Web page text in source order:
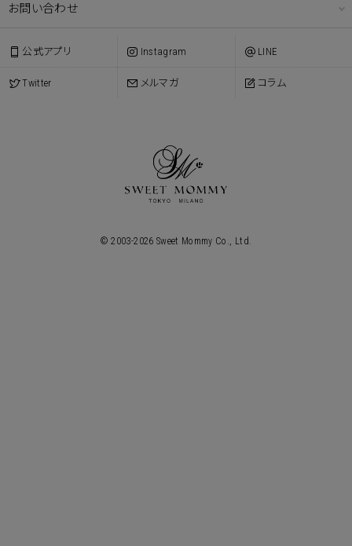
お問い合わせ
公式アプリ Instagram LINE
Twitter メルマガ コラム
© 2003-2026 Sweet Mommy Co., Ltd.